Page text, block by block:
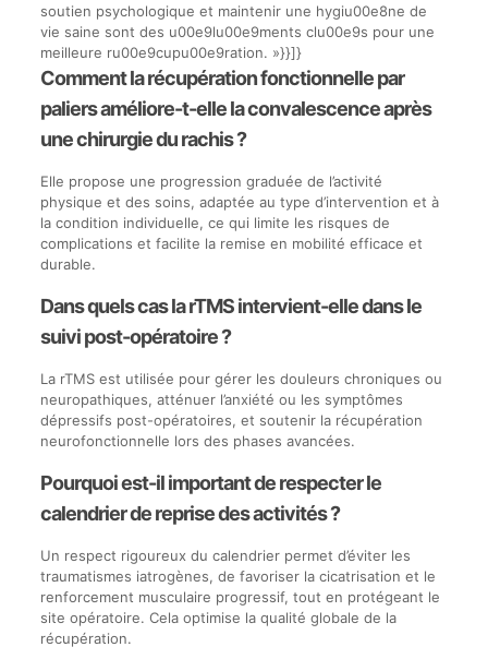
soutien psychologique et maintenir une hygiu00e8ne de
vie saine sont des u00e9lu00e9ments clu00e9s pour une
meilleure ru00e9cupu00e9ration. »}}]}
Comment la récupération fonctionnelle par
paliers améliore-t-elle la convalescence après
une chirurgie du rachis ?
Elle propose une progression graduée de l’activité
physique et des soins, adaptée au type d’intervention et à
la condition individuelle, ce qui limite les risques de
complications et facilite la remise en mobilité efficace et
durable.
Dans quels cas la rTMS intervient-elle dans le
suivi post-opératoire ?
La rTMS est utilisée pour gérer les douleurs chroniques ou
neuropathiques, atténuer l’anxiété ou les symptômes
dépressifs post-opératoires, et soutenir la récupération
neurofonctionnelle lors des phases avancées.
Pourquoi est-il important de respecter le
calendrier de reprise des activités ?
Un respect rigoureux du calendrier permet d’éviter les
traumatismes iatrogènes, de favoriser la cicatrisation et le
renforcement musculaire progressif, tout en protégeant le
site opératoire. Cela optimise la qualité globale de la
récupération.